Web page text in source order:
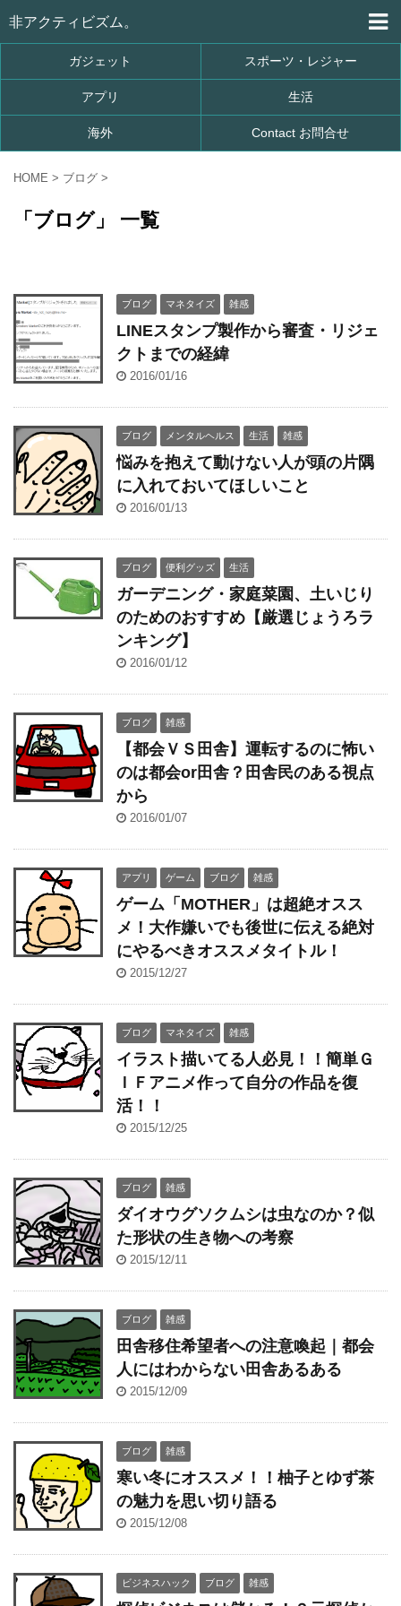
非アクティビズム。
ガジェット スポーツ・レジャー
アプリ 生活
海外 Contact お問合せ
HOME > ブログ >
「ブログ」 一覧
ブログ マネタイズ 雑感
LINEスタンプ製作から審査・リジェ
クトまでの経緯
2016/01/16
ブログ メンタルヘルス 生活 雑感
悩みを抱えて動けない人が頭の片隅
に入れておいてほしいこと
2016/01/13
ブログ 便利グッズ 生活
ガーデニング・家庭菜園、土いじり
のためのおすすめ【厳選じょうろラ
ンキング】
2016/01/12
ブログ 雑感
【都会ＶＳ田舎】運転するのに怖い
のは都会or田舎？田舎民のある視点
から
2016/01/07
アプリ ゲーム ブログ 雑感
ゲーム「MOTHER」は超絶オスス
メ！大作嫌いでも後世に伝える絶対
にやるべきオススメタイトル！
2015/12/27
ブログ マネタイズ 雑感
イラスト描いてる人必見！！簡単Ｇ
ＩＦアニメ作って自分の作品を復
活！！
2015/12/25
ブログ 雑感
ダイオウグソクムシは虫なのか？似
た形状の生き物への考察
2015/12/11
ブログ 雑感
田舎移住希望者への注意喚起｜都会
人にはわからない田舎あるある
2015/12/09
ブログ 雑感
寒い冬にオススメ！！柚子とゆず茶
の魅力を思い切り語る
2015/12/08
ビジネスハック ブログ 雑感